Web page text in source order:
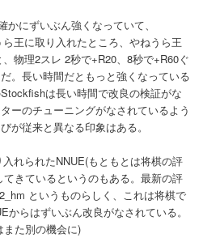
にずいぶん強くなっていて、
王に取り入れたところ、やねうら王
物理2スレ 2秒で+R20、8秒で+R60ぐ
。長い時間だともっと強くなっている
は長い時間で改良の検証がな
ーのチューニングがなされているよう
が従来と異なる印象はある。
れられたNNUE(もともとは将棋の評
きているというのもある。最新の評
というものらしく、これは将棋で
からはずいぶん改良がなされている。
また別の機会に)